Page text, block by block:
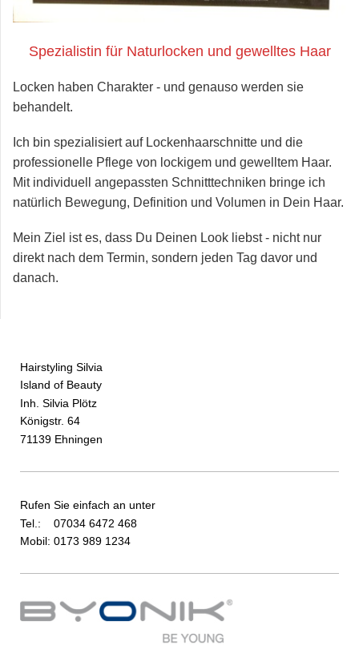
Spezialistin für Naturlocken und gewelltes Haar
Locken haben Charakter - und genauso werden sie
behandelt.
Ich bin spezialisiert auf Lockenhaarschnitte und die
professionelle Pflege von lockigem und gewelltem Haar.
Mit individuell angepassten Schnitttechniken bringe ich
natürlich Bewegung, Definition und Volumen in Dein Haar.
Mein Ziel ist es, dass Du Deinen Look liebst - nicht nur
direkt nach dem Termin, sondern jeden Tag davor und
danach.
Hairstyling Silvia
Island of Beauty
Inh. Silvia Plötz
Königstr. 64
71139 Ehningen
Rufen Sie einfach an unter
Tel.: 07034 6472 468
Mobil: 0173 989 1234